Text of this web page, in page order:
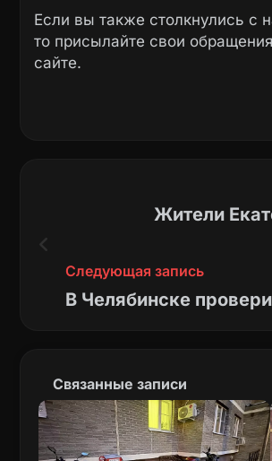
Если вы также столкнулись с
то присылайте свои
сайте.
Жители
Следующая запись
В Челябинске
Связанные записи